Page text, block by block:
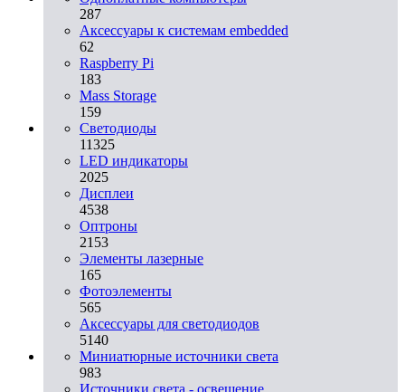
287
Аксессуары к системам embedded
62
Raspberry Pi
183
Mass Storage
159
Светодиоды
11325
LED индикаторы
2025
Дисплеи
4538
Оптроны
2153
Элементы лазерные
165
Фотоэлементы
565
Аксессуары для светодиодов
5140
Миниатюрные источники света
983
Источники света - освещение